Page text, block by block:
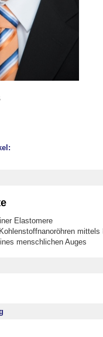
Elastomere
menschlichen Auges